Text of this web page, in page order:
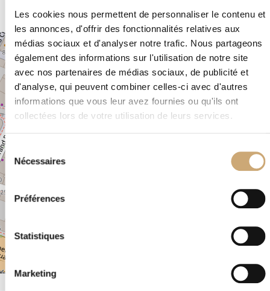
Les cookies nous permettent de personnaliser le contenu et
les annonces, d'offrir des fonctionnalités relatives aux
médias sociaux et d'analyser notre trafic. Nous partageons
également des informations sur l'utilisation de notre site
avec nos partenaires de médias sociaux, de publicité et
d'analyse, qui peuvent combiner celles-ci avec d'autres
informations que vous leur avez fournies ou qu'ils ont
collectées lors de votre utilisation de leurs services.
Sélection
consentement
Nécessaires
Préférences
Statistiques
Marketing
19 rue de l’épicerie, 76000 ROUEN
×
+
−
OpenStreetMap